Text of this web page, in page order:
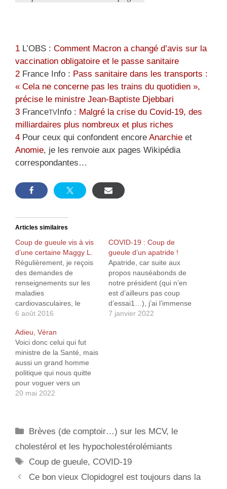
1 L’OBS : Comment Macron a changé d’avis sur la
vaccination obligatoire et le passe sanitaire
2 France Info : Pass sanitaire dans les transports :
« Cela ne concerne pas les trains du quotidien »,
précise le ministre Jean-Baptiste Djebbari
3 FranceTVInfo : Malgré la crise du Covid-19, des
milliardaires plus nombreux et plus riches
4 Pour ceux qui confondent encore Anarchie et
Anomie, je les renvoie aux pages Wikipédia
correspondantes…
Articles similaires
Coup de gueule vis à vis
d’une certaine Maggy L.
Régulièrement, je reçois
des demandes de
renseignements sur les
maladies
cardiovasculaires, le
cholestérol ou les
toujours répondre le plus
simplement possible à
ces demandes dans la
mesure de mes
connaissances, car je
suis sincèrement
persuadé que le savoir
6 août 2016
COVID-19 : Coup de
gueule d’un apatride !
Apatride, car suite aux
propos nauséabonds de
notre président (qui n’en
est d’ailleurs pas coup
d’essai1…), j’ai l’immense
regret de vous annoncer
7 janvier 2022
Adieu, Véran
Voici donc celui qui fut
ministre de la Santé, mais
aussi un grand homme
politique qui nous quitte
pour voguer vers un
autre ministère. Car il faut
oser dire « merci de me
recevoir » alors qu’il est
audition…
20 mai 2022
Catégories
Brèves (de comptoir…) sur les MCV, le
cholestérol et les hypocholestérolémiants
Étiquettes
Coup de gueule, COVID-19
Ce bon vieux Clopidogrel est toujours dans la